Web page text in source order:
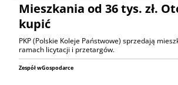
Mieszkania od 36 tys. zł.
kupić
PKP (Polskie Koleje Państwowe) sprzedają
ramach licytacji i przetargów.
Zespół wGospodarce